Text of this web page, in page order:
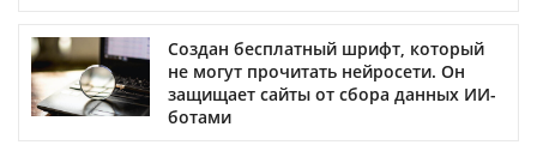
Создан бесплатный шрифт, который
не могут прочитать нейросети. Он
защищает сайты от сбора данных ИИ-
ботами